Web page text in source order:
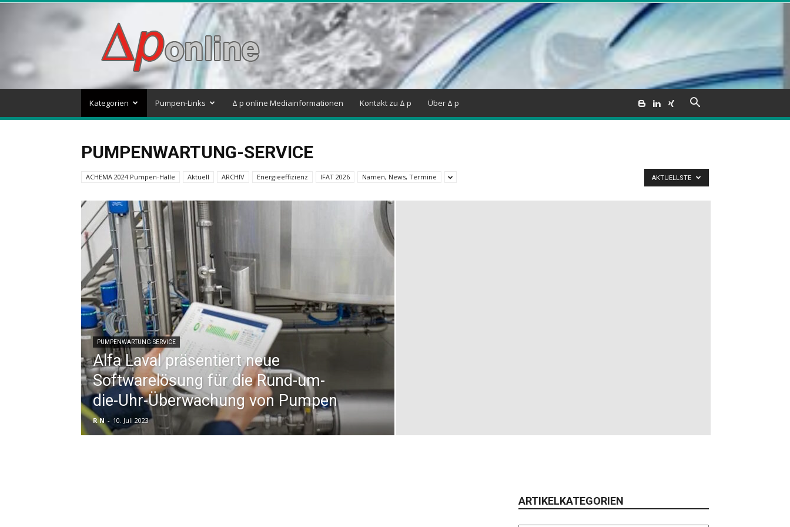
Delta
p
–
Pumpen
Systeme
Blog
Kategorien Pumpen-Links Δ p online Mediainformationen Kontakt zu Δ p Über Δ p
PUMPENWARTUNG-SERVICE
ACHEMA 2024 Pumpen-Halle Aktuell ARCHIV Energieeffizienz IFAT 2026 Namen, News, Termine AKTUELLSTE
PUMPENWARTUNG-SERVICE
Alfa Laval präsentiert neue
Softwarelösung für die Rund-um-
die-Uhr-Überwachung von Pumpen
R N - 10. Juli 2023
ARTIKELKATEGORIEN
Artikelkategorien